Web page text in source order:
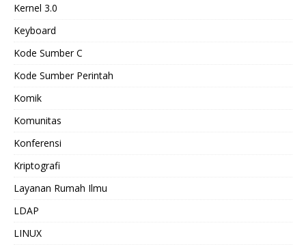
Kernel 3.0
Keyboard
Kode Sumber C
Kode Sumber Perintah
Komik
Komunitas
Konferensi
Kriptografi
Layanan Rumah Ilmu
LDAP
LINUX